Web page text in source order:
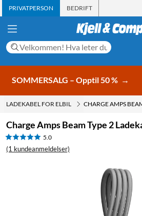
PRIVATPERSON BEDRIFT
SOMMERSALG – Opptil 50 % →
LADEKABEL FOR ELBIL
Charge Amps Beam Type 2
5.0
(1 kundeanmeldelser)